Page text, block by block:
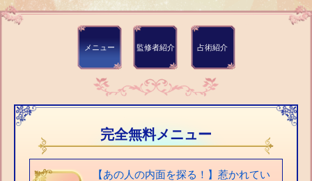
メニュー 監修者紹介 占術紹介
完全無料メニュー
【あの人の内面を探る！】惹かれてい